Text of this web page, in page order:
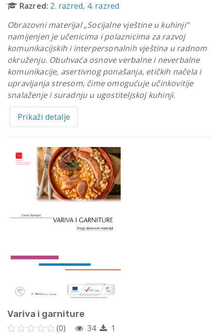
Razred: 2. razred, 4. razred
Obrazovni materijal „Socijalne vještine u kuhinji“
namijenjen je učenicima i polaznicima za razvoj
komunikacijskih i interpersonalnih vještina u radnom
okruženju. Obuhvaća osnove verbalne i neverbalne
komunikacije, asertivnog ponašanja, etičkih načela i
upravljanja stresom, čime omogućuje učinkovitije
snalaženje i suradnju u ugostiteljskoj kuhinji.
Prikaži detalje
Variva i garniture
(0) 34 1